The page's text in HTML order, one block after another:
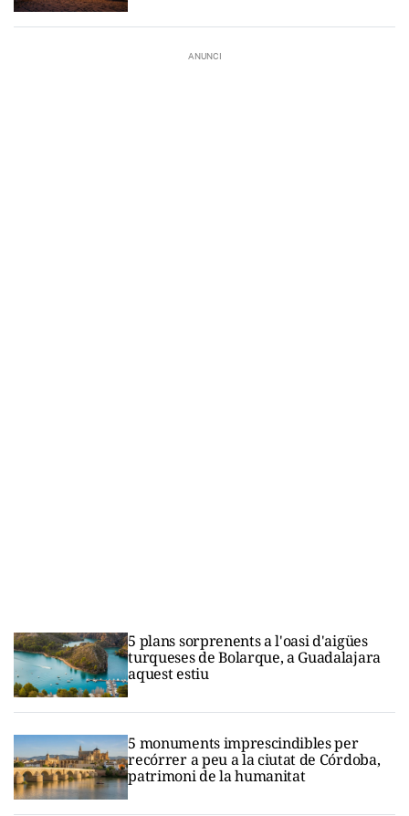
5 plans sorprenents a l'oasi d'aigües
turqueses de Bolarque, a Guadalajara
aquest estiu
5 monuments imprescindibles per
recórrer a peu a la ciutat de Córdoba,
patrimoni de la humanitat